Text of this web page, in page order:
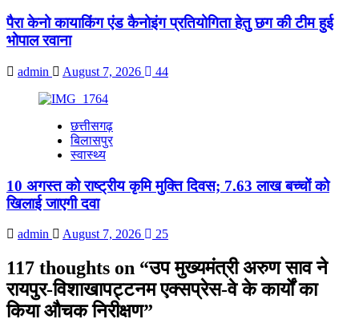
पैरा केनो कायाकिंग एंड कैनोइंग प्रतियोगिता हेतु छग की टीम हुई
भोपाल रवाना
admin August 7, 2026 44
छत्तीसगढ़
बिलासपुर
स्वास्थ्य
10 अगस्त को राष्ट्रीय कृमि मुक्ति दिवस; 7.63 लाख बच्चों को
खिलाई जाएगी दवा
admin August 7, 2026 25
117 thoughts on “उप मुख्यमंत्री अरुण साव ने
रायपुर-विशाखापट्टनम एक्सप्रेस-वे के कार्यों का
किया औचक निरीक्षण”